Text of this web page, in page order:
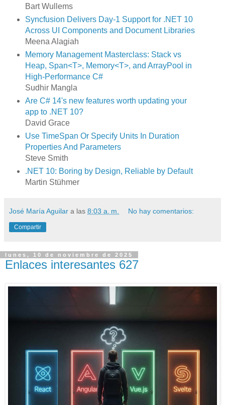
Bart Wullems
Syncfusion Delivers Day-1 Support for .NET 10
Across UI Components and Document Libraries
Meena Alagiah
Memory Management Masterclass: Stack vs
Heap, Span<T>, Memory<T>, and ArrayPool in
High-Performance C#
Sudhir Mangla
Are C# 14's new features worth updating your
app to .NET 10?
David Grace
Use TimeSpan Or Specify Units In Duration
Properties And Parameters
Steve Smith
.NET 10: Boring by Design, Reliable by Default
Martin Stühmer
José María Aguilar a las 8:03 a. m. No hay comentarios:
Compartir
lunes, 10 de noviembre de 2025
Enlaces interesantes 627